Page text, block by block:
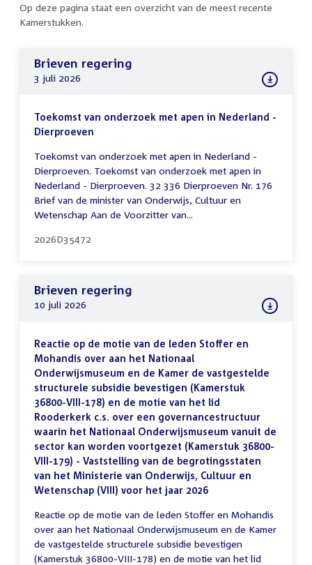
Op deze pagina staat een overzicht van de meest recente
Kamerstukken.
Brieven regering
3 juli 2026
Toekomst van onderzoek met apen in Nederland -
Dierproeven
Toekomst van onderzoek met apen in Nederland -
Dierproeven. Toekomst van onderzoek met apen in
Nederland - Dierproeven. 32 336 Dierproeven Nr. 176
Brief van de minister van Onderwijs, Cultuur en
Wetenschap Aan de Voorzitter van...
2026D35472
Brieven regering
10 juli 2026
Reactie op de motie van de leden Stoffer en
Mohandis over aan het Nationaal
Onderwijsmuseum en de Kamer de vastgestelde
structurele subsidie bevestigen (Kamerstuk
36800-VIII-178) en de motie van het lid
Rooderkerk c.s. over een governancestructuur
waarin het Nationaal Onderwijsmuseum vanuit de
sector kan worden voortgezet (Kamerstuk 36800-
VIII-179) - Vaststelling van de begrotingsstaten
van het Ministerie van Onderwijs, Cultuur en
Wetenschap (VIII) voor het jaar 2026
Reactie op de motie van de leden Stoffer en Mohandis
over aan het Nationaal Onderwijsmuseum en de Kamer
de vastgestelde structurele subsidie bevestigen
(Kamerstuk 36800-VIII-178) en de motie van het lid